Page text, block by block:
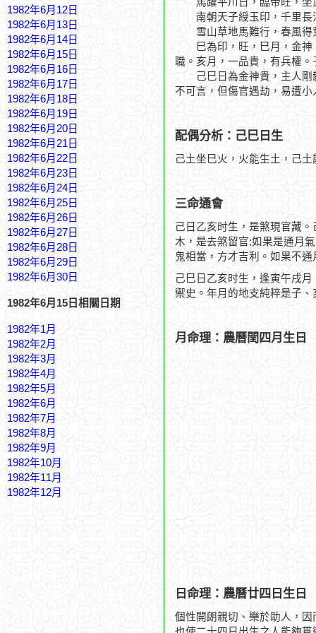
1982年6月12日
1982年6月13日
1982年6月14日
1982年6月15日
1982年6月16日
1982年6月17日
1982年6月18日
1982年6月19日
1982年6月20日
1982年6月21日
1982年6月22日
1982年6月23日
1982年6月24日
1982年6月25日
1982年6月26日
1982年6月27日
1982年6月28日
1982年6月29日
1982年6月30日
1982年6月15日相關日期
1982年1月
1982年2月
1982年3月
1982年4月
1982年5月
1982年6月
1982年7月
1982年8月
1982年9月
1982年10月
1982年11月
1982年12月
南朝天子綬玉印，千里長
雪山草地馬難行，春風得
巳為印，旺，巳月，金神
職。亥月，一品貴，有兵權
己巳日為金神貴，主人剛
不可言，但傷官遇劫，易遭小
配偶分析：己巳日生
己土坐巳火，火能生土，己
三命通會
己日乙亥时生，是煞現官藏
木，是去煞留官;如果是通月
鬼相當，方才吉利。如果不
己巳日乙亥时生，逢寅午戌
禦史。年月的地支純粹是子
月命理：農曆閏四月生日
日命理：農曆廿四日生日
個性開朗親切、樂於助人，